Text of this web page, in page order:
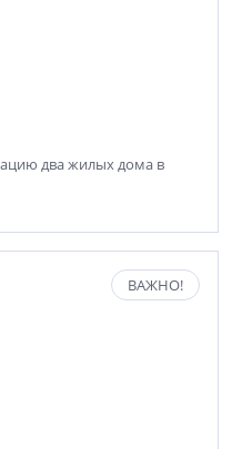
два жилых дома в
ВАЖНО!